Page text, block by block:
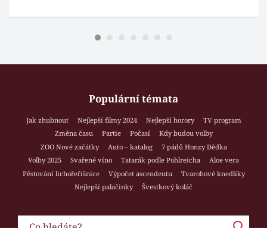
Populární témata
Jak zhubnout Nejlepší filmy 2024 Nejlepší horory
TV program
Změna času
Partie Počasí
Kdy budou volby
ZOO Nové začátky
Auto – katalog
7 pádů Honzy Dědka
Volby 2025
Svařené víno Tatarák podle Pohlreicha
Aloe vera
Pěstování lichořeřišnice
Výpočet ascendentu
Tvarohové knedlíky
Nejlepší palačinky
Švestkový koláč